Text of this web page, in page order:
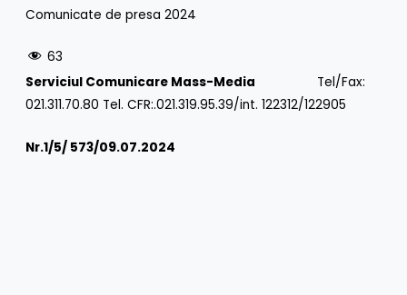
Comunicate de presa 2024
63
Serviciul Comunicare Mass-Media Tel/Fax:
021.311.70.80 Tel. CFR:.021.319.95.39/int. 122312/122905
Nr.1/5/ 573/09.07.2024